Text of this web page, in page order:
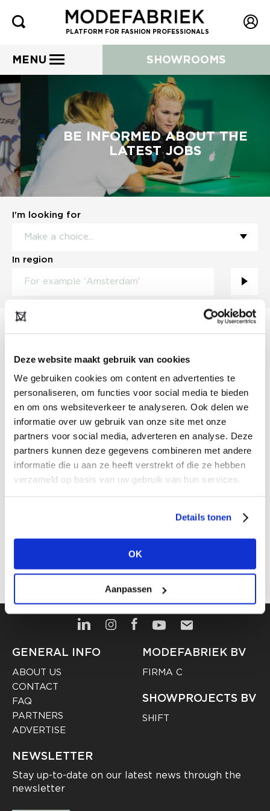
Deze website maakt gebruik van cookies
We gebruiken cookies om content en advertenties te
personaliseren, om functies voor social media te bieden
en om ons websiteverkeer te analyseren. Ook delen we
informatie over uw gebruik van onze site met onze
partners voor social media, adverteren en analyse. Deze
partners kunnen deze gegevens combineren met andere
informatie die u aan ze heeft verstrekt of die ze hebben
verzameld op basis van uw gebruik van hun services.
Details tonen
OK
Aanpassen
PLATFORM FOR FASHION PROFESSIONALS
MENU SHOWROOMS
BE INFORMED ABOUT THE
LATEST JOBS
I'm looking for
In region
AGENTUUR VOOR
CRISTINAEFFE MILANO VOOR
NEDERLAND GEZOCHT
NO SECRETS MILANO
TYPE
Fulltime
LOCATIONNederland
SINCE
05/06/2026
We zoeken een ervaren en gemotiveerde agent voor
het Italiaanse damesmerk CRISITNAEFFE MILANO.
EMPLOYER? POST YOUR VACANCY
HERE
GENERAL INFO
ABOUT US
CONTACT
FAQ
PARTNERS
ADVERTISE
MODEFABRIEK BV
FIRMA C
SHOWPROJECTS BV
SHIFT
NEWSLETTER
Stay up-to-date on our latest news through the
newsletter